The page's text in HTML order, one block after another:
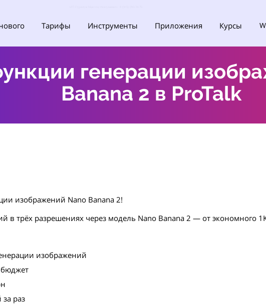
Тарифы Инструменты Приложения Курсы
генерации
Banana 2 в ProTalk
изображений Nano Banana 2!
в трёх разрешениях через модель Nano Banana 2 — от экономного
изображений
раз